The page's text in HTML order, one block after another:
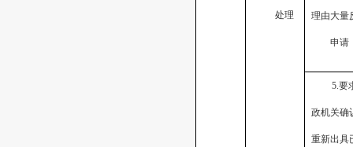
处理 理由大量
申请
5.要
政机关确
重新出具